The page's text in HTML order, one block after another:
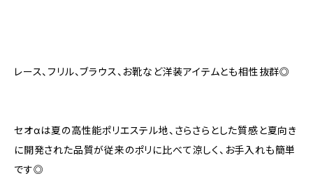
レース、フリル、ブラウス、お靴など洋装アイテムとも相性抜群◎
セオαは夏の高性能ポリエステル地、さらさらとした質感と夏向き
に開発された品質が従来のポリに比べて涼しく、お手入れも簡単
です◎